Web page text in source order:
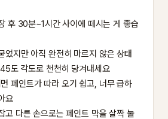
후 30분~1시간 사이에 떼시는 게 좋습
었지만 아직 완전히 마르지 않은 상태
도 각도로 천천히 당겨내세요
페인트가 따라 오기 쉽고, 너무 급하
요
고 다른 손으로는 페인트 막을 살짝 눌